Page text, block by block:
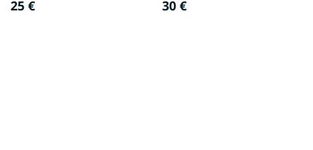
25 € 30 €